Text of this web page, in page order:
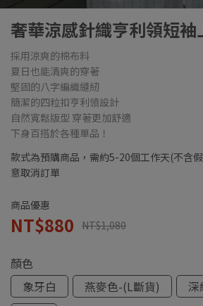
奢華涼感針織亨利領短
採用涼爽的棉布料
夏日也能清爽的穿著
堅固的八字編織縫紉
簡潔的四粒扣亨利領設計
自然寬鬆版型 穿著更加舒適
下身百搭於各種單品！
款式為預購商品，需約5-20個工作天(不含
意取消訂單
商品優惠
NT$880 NT$1,080
顏色
象牙白
燕麥色-(L斷貨) 深